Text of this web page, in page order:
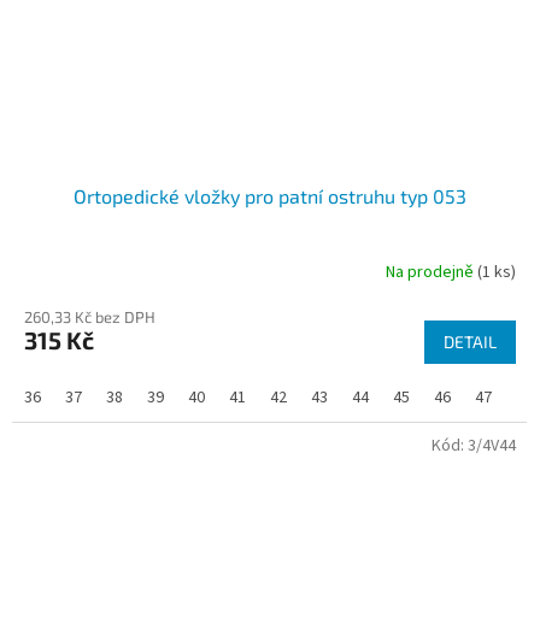
Ortopedické vložky pro patní ostruhu typ 053
produktu
je
z
Na prodejně(1 ks)
260,33 Kč bez DPH
315 Kč DETAIL
36 37 38 39 40 41 42 43 44 45 46 47
Kód: 3/4V44